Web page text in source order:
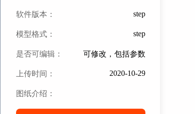
软件版本： step
模型格式： step
是否可编辑： 可修改，包括参数
上传时间： 2020-10-29
图纸介绍：